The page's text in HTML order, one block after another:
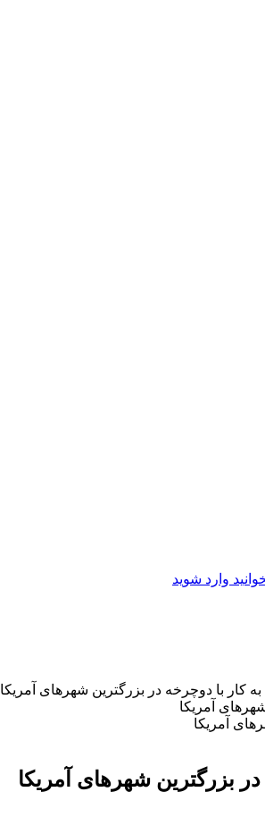
وارد شوید
کار با دوچرخه در بزرگترین شهرهای آمریکا
آمریکا
بزرگترین شهرهای آمریکا